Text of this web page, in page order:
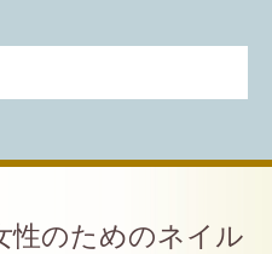
のためのネイル